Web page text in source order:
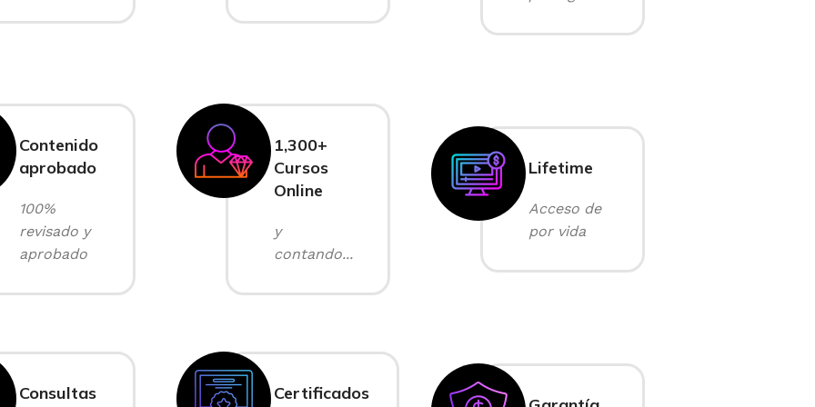
Contenido
aprobado
100%
revisado y
aprobado
1,300+
Cursos
Online
y
contando...
Lifetime
Acceso de
por vida
Consultas
Certificados